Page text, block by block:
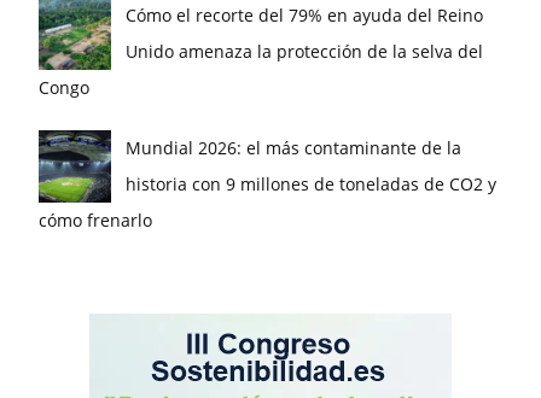
Cómo el recorte del 79% en ayuda del Reino
Unido amenaza la protección de la selva del
Congo
Mundial 2026: el más contaminante de la
historia con 9 millones de toneladas de CO2 y
cómo frenarlo